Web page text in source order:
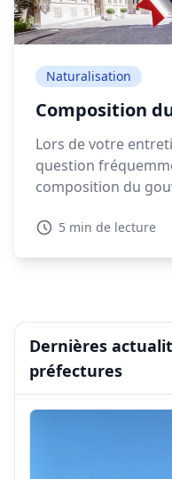
Naturalisation
Composition
Lors de votre
question
composition du
gouvernement
5 min de lecture
Dernières
préfectures